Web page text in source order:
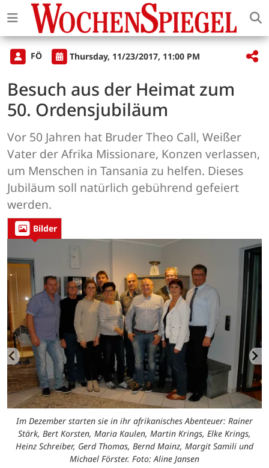
FÖ Thursday, 11/23/2017, 11:00 PM
Besuch aus der Heimat zum
50. Ordensjubiläum
Vor 50 Jahren hat Bruder Theo Call, Weißer
Vater der Afrika Missionare, Konzen verlassen,
um Menschen in Tansania zu helfen. Dieses
Jubiläum soll natürlich gebührend gefeiert
werden.
Bilder
Im Dezember starten sie in ihr afrikanisches Abenteuer: Rainer
Stärk, Bert Korsten, Maria Kaulen, Martin Krings, Elke Krings,
Heinz Schreiber, Gerd Thomas, Bernd Mainz, Margit Samili und
Michael Förster. Foto: Aline Jansen